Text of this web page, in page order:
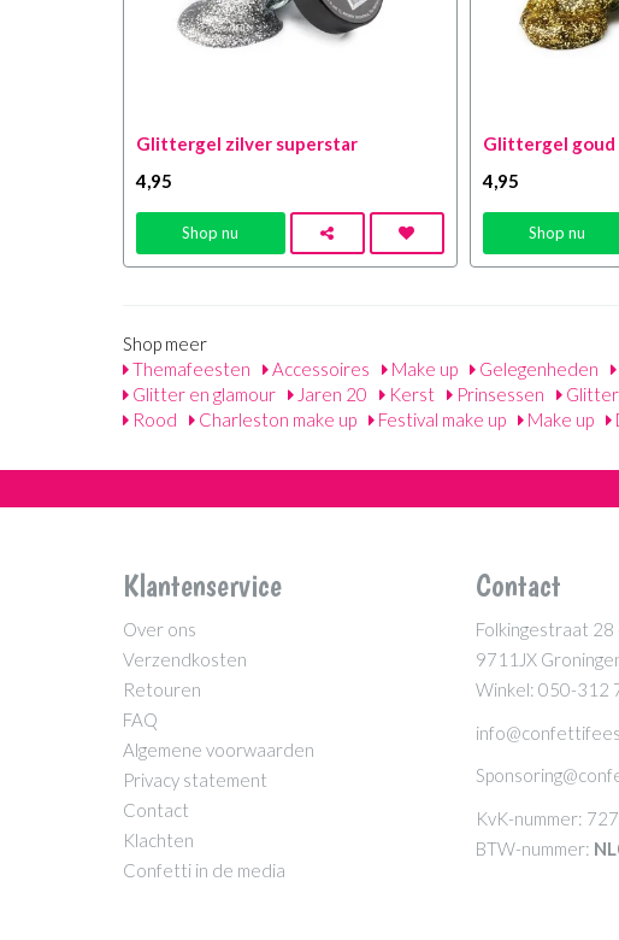
Glittergel zilver superstar
4,95
Shop nu
Glittergel goud
4,95
Shop nu
Shop meer
Themafeesten
Accessoires Make up Gelegenheden
Glitter en glamour
Jaren 20 Kerst Prinsessen
Rood
Charleston make up Festival make up Make up
Klantenservice
Over ons
Verzendkosten
Retouren
FAQ
Algemene voorwaarden
Privacy statement
Contact
Klachten
Confetti in de media
Contact
Folkingestraat 28
9711JX
Winkel: 050-312
KvK-nummer:
BTW-nummer: